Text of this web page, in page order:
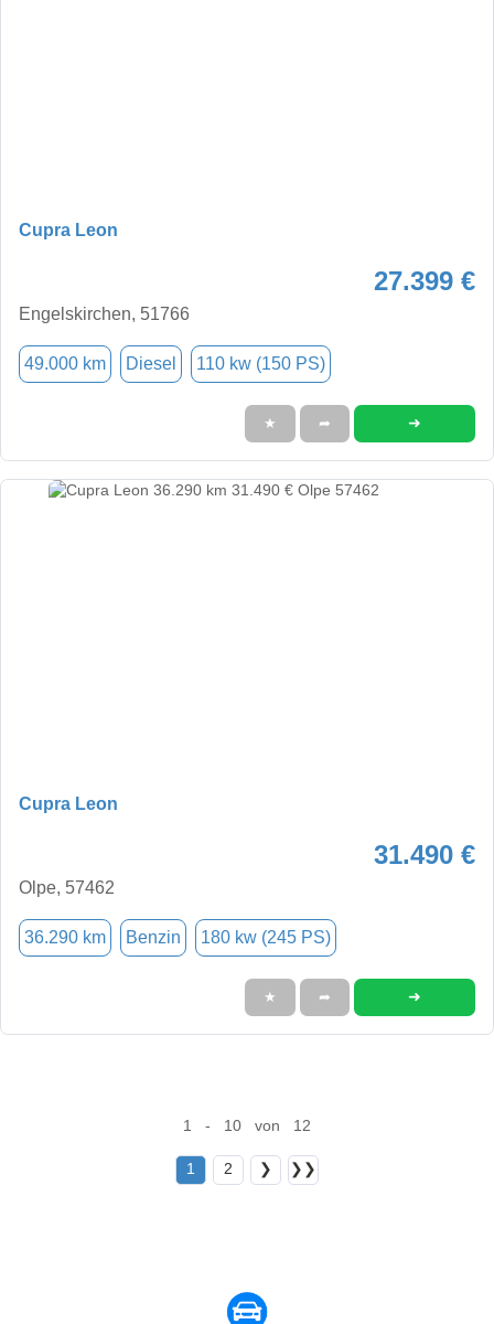
Cupra Leon
27.399 €
Engelskirchen, 51766
49.000 km Diesel 110 kw (150 PS)
★ ➦ ➜
Cupra Leon
31.490 €
Olpe, 57462
36.290 km Benzin 180 kw (245 PS)
★ ➦ ➜
1 - 10 von 12
1 2 ❯ ❯❯